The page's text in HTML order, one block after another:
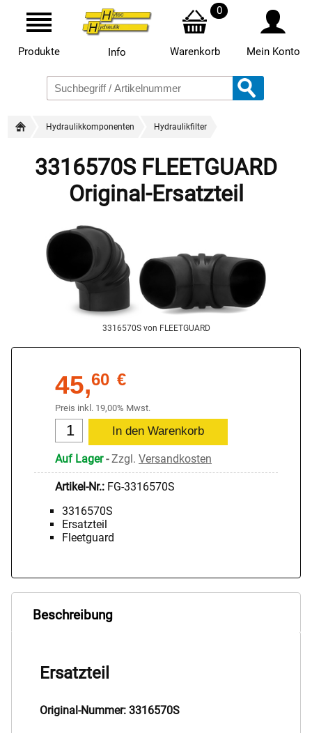
Produkte Info
0
Warenkorb Mein Konto
Hydraulikkomponenten Hydraulikfilter
3316570S FLEETGUARD
Original-Ersatzteil
3316570S von FLEETGUARD
45,60 €
Preis inkl. 19,00% Mwst.
Auf Lager-Zzgl. Versandkosten
Artikel-Nr.: FG-3316570S
3316570S
Ersatzteil
Fleetguard
Beschreibung
Ersatzteil
Original-Nummer: 3316570S